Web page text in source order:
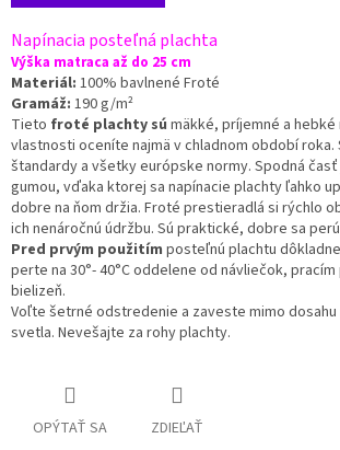
Napínacia posteľná plachta
Výška matraca až do 25 cm
Materiál: 100% bavlnené Froté
Gramáž: 190 g/m²
Tieto froté plachty sú mäkké, príjemné a
vlastnosti oceníte najmä v chladnom období roka.
štandardy a všetky európske normy. Spodná
gumou, vďaka ktorej sa napínacie plachty ľahko
dobre na ňom držia. Froté prestieradlá si rýchlo
ich nenáročnú údržbu. Sú praktické, dobre sa
Pred prvým použitím posteľnú plachtu
perte na 30°- 40°C oddelene od návliečok,
bielizeň.
Voľte šetrné odstredenie a zaveste mimo
svetla. Nevešajte za rohy plachty.
OPÝTAŤ SA ZDIEĽAŤ